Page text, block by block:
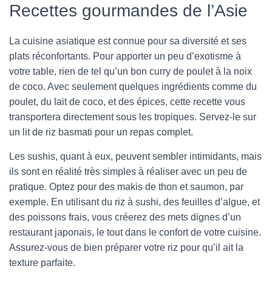
Recettes gourmandes de l’Asie
La cuisine asiatique est connue pour sa diversité et ses
plats réconfortants. Pour apporter un peu d’exotisme à
votre table, rien de tel qu’un bon curry de poulet à la noix
de coco. Avec seulement quelques ingrédients comme du
poulet, du lait de coco, et des épices, cette recette vous
transportera directement sous les tropiques. Servez-le sur
un lit de riz basmati pour un repas complet.
Les sushis, quant à eux, peuvent sembler intimidants, mais
ils sont en réalité très simples à réaliser avec un peu de
pratique. Optez pour des makis de thon et saumon, par
exemple. En utilisant du riz à sushi, des feuilles d’algue, et
des poissons frais, vous créerez des mets dignes d’un
restaurant japonais, le tout dans le confort de votre cuisine.
Assurez-vous de bien préparer votre riz pour qu’il ait la
texture parfaite.